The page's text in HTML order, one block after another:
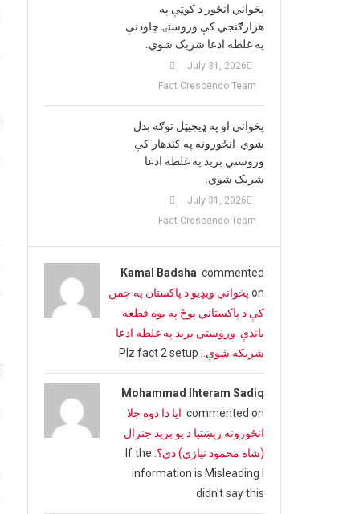
پخواني انځور د کوټې په
هزارګنجي کې وروستۍ چاودنې
په غلطه ادعا شریک شوي.
July 31, 2026
Fact Crescendo Team
پخواني او په ډيجيټل توګه بدل
شوي انځورونه په کندهار کې
وروستي برید په غلطه ادعا
شریک شوي.
July 31, 2026
Fact Crescendo Team
Kamal Badsha commented
on پخواني ویډیو د پاکستان په چمن
کې د پاکستاني پوځ په یوه قطعه
باندې وروستي برید په غلطه ادعا
شریکه شوې. : Plz fact 2 setup
Mohammad Ihteram Sadiq
commented on ایا دا دوه جلا
انځورونه رېښتیا د یو برید جنرال
(شاه محمود نیازي) دي؟ : If the
information is Misleading I
didn't say this